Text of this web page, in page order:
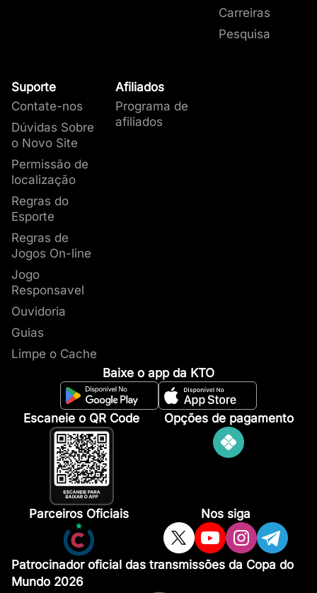
Carreiras
Pesquisa
Suporte
Contate-nos
Dúvidas Sobre
o Novo Site
Permissão de
localização
Regras do
Esporte
Regras de
Jogos On-line
Jogo
Responsavel
Ouvidoria
Guias
Limpe o Cache
Afiliados
Programa de
afiliados
Baixe o app da KTO
Escaneie o QR Code Opções de pagamento
Parceiros Oficiais Nos siga
Patrocinador oficial das transmissões da Copa do
Mundo 2026